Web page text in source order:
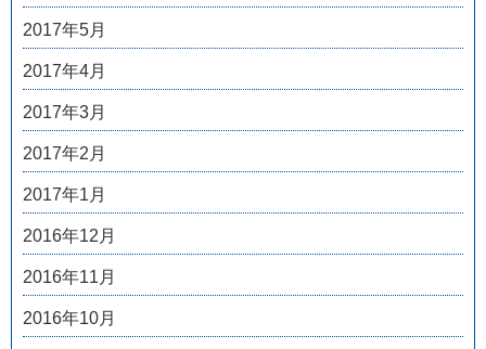
2017年5月
2017年4月
2017年3月
2017年2月
2017年1月
2016年12月
2016年11月
2016年10月